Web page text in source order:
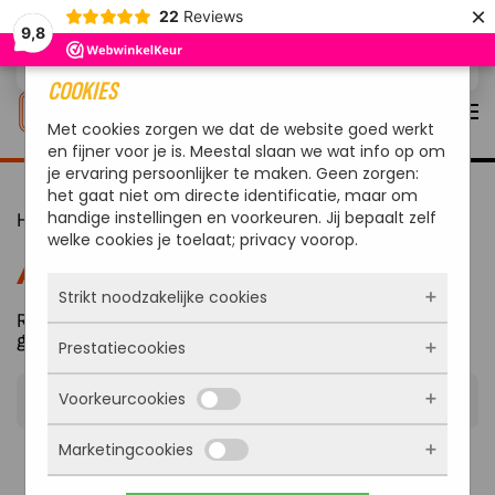
9,8
22 Reviews ×
Overslaan en naar de inhoud gaan
Home/Alle BBQ’s/ Pagina 16
ALLE BBQ’S
Resultaat 301–320 van de 615 resultaten wordt
getoondGesorteerd
op
populariteit
COOKIES
Met cookies zorgen we dat de website goed werkt
en fijner voor je is. Meestal slaan we wat info op om
je ervaring persoonlijker te maken. Geen zorgen:
het gaat niet om directe identificatie, maar om
handige instellingen en voorkeuren. Jij bepaalt zelf
welke cookies je toelaat; privacy voorop.
Strikt noodzakelijke cookies
Deze cookies zorgen ervoor dat de website
überhaupt werkt. Ze zijn dus altijd actief en
kunnen niet worden uitgezet. Meestal worden
ze alleen geplaatst als jij iets doet, zoals
inloggen, een formulier invullen of je
privacyvoorkeuren opslaan. Je kunt je browser
zo instellen dat hij deze cookies blokkeert of je
Prestatiecookies
Met deze cookies zien we hoe vaak onze site
bezocht wordt, waar bezoekers vandaan
komen en welke pagina’s populair zijn. Zo
kunnen we de website blijven verbeteren.
Voorkeurcookies
Deze cookies onthouden jouw voorkeuren.
Bijvoorbeeld taalkeuze of ingevulde gegevens.
Marketingcookies